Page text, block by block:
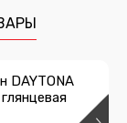
DAYTONA